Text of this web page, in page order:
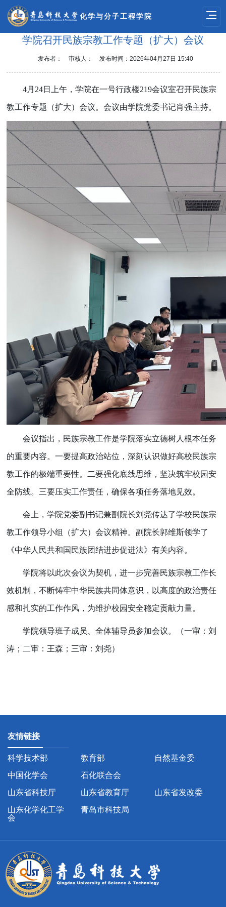
化学与分子工程学院
学院召开民族宗教工作专题（扩大）会议
发布者： 审核人： 发布时间：2026年04月27日 15:40
4月 24日上午，学院在一号行政楼219会议室召开民族宗
教工作专题（扩大）会议。会议由学院党委书记肖强主持。
会议指出，民族宗教工作是学院落实立德树人根本任务
的重要内容。一要提高政治站位，深刻认识做好高校民族宗
教工作的极端重要性。二要强化底线思维，坚决筑牢校园安
全防线。三要压实工作责任，确保各项任务落地见效。
会上，学院党委副书记兼副院长刘尧传达了学校民族宗
教工作领导小组（扩大）会议精神。副院长郭维斯领学了
《中华人民共和国民族团结进步促进法》有关内容。
学院将以此次会议为契机，进一步完善民族宗教工作长
效机制，不断铸牢中华民族共同体意识，以高度的政治责任
感和扎实的工作作风，为维护校园安全稳定贡献力量。
学院领导班子成员、全体辅导员参加会议。（一审：刘
涛；二审：王森；三审：刘尧）
友情链接
科学技术部 教育部
自然基金委
中国化学会
石化联合会
山东省科技厅
山东省教育厅
山东省发改委
山东化学化工学
会
青岛市科技局